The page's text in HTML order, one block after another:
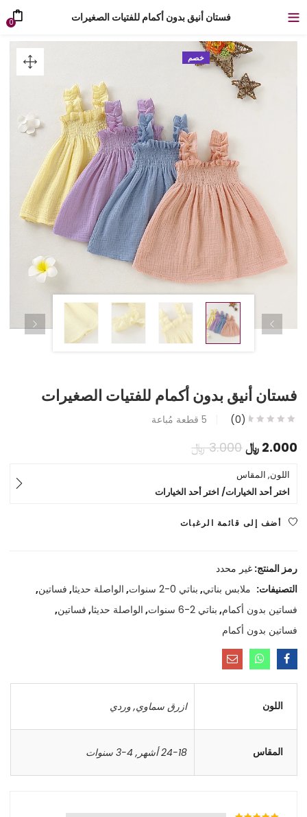
فستان أنيق بدون أكمام للفتيات الصغيرات 0
خصم
فستان أنيق بدون أكمام للفتيات الصغيرات
(0)
5 قطعة مُباعة
2.000 ﷼السعر
الحالي
هو:
2.000 ﷼.
3.000 ﷼السعر
هو:
3.000 ﷼.
اللون, المقاس
اختر أحد الخيارات/ اختر أحد الخيارات
أضف إلى قائمة الرغبات
رمز المنتج:غير محدد
التصنيفات: ملابس بناتي, بناتي 0-2 سنوات , الواصلة حديثا, فساتين,
فساتين بدون أكمام, بناتي 2-6 سنوات , الواصلة حديثا, فساتين,
فساتين بدون أكمام
اللون ازرق سماوي,وردي
المقاس 24-18 أشهر ,4-3 سنوات